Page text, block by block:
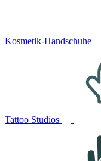
Kosmetik-Handschuhe
Tattoo Studios